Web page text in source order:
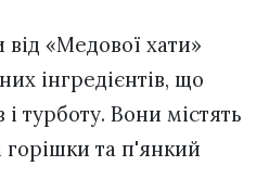
«Медової хати»
інгредієнтів, що
турботу. Вони містять
горішки та п'янкий